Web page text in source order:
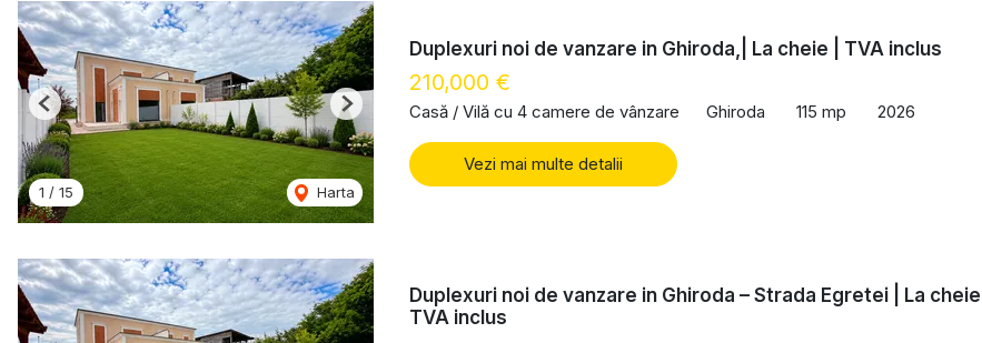
1 / 15 Harta
Previous Next
Duplexuri noi de vanzare in Ghiroda,| La cheie | TVA inclus
210,000 €
Casă / Vilă cu 4 camere de vânzare Ghiroda 115 mp 2026
Vezi mai multe detalii
Duplexuri noi de vanzare in Ghiroda – Strada Egretei | La cheie |
TVA inclus